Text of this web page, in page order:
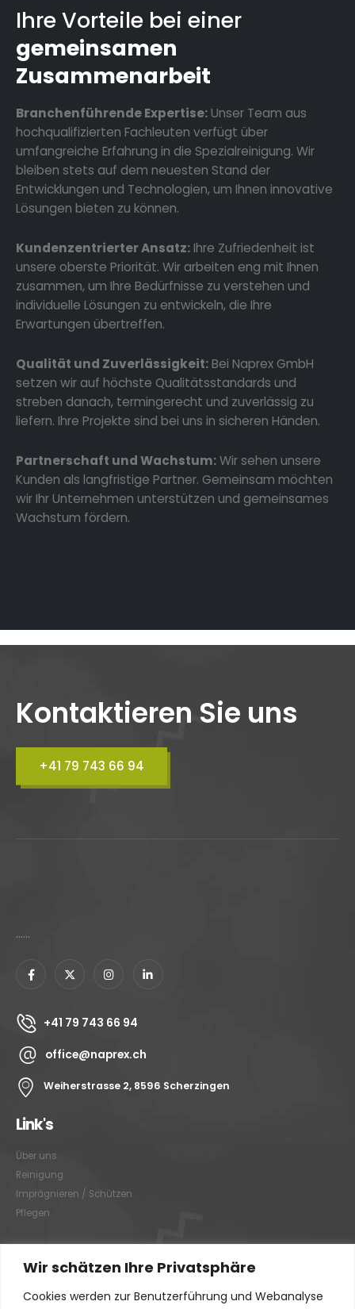
Wir schätzen Ihre Privatsphäre
Cookies werden zur Benutzerführung und Webanalyse
Ihre Vorteile bei einer
gemeinsamen
Zusammenarbeit
Branchenführende Expertise:Unser Team aus
hochqualifizierten Fachleuten verfügt über
umfangreiche Erfahrung in die Spezialreinigung. Wir
bleiben stets auf dem neuesten Stand der
Entwicklungen und Technologien, um Ihnen innovative
Lösungen bieten zu können.
Kundenzentrierter Ansatz:Ihre Zufriedenheit ist
unsere oberste Priorität. Wir arbeiten eng mit Ihnen
zusammen, um Ihre Bedürfnisse zu verstehen und
individuelle Lösungen zu entwickeln, die Ihre
Erwartungen übertreffen.
Qualität und Zuverlässigkeit:Bei Naprex GmbH
setzen wir auf höchste Qualitätsstandards und
streben danach, termingerecht und zuverlässig zu
liefern. Ihre Projekte sind bei uns in sicheren Händen.
Partnerschaft und Wachstum:Wir sehen unsere
Kunden als langfristige Partner. Gemeinsam möchten
wir Ihr Unternehmen unterstützen und gemeinsames
Wachstum fördern.
Kontaktieren Sie uns
+41 79 743 66 94
......
+41 79 743 66 94
office@naprex.ch
Weiherstrasse 2, 8596 Scherzingen
Link's
Über uns
Reinigung
Imprägnieren / Schützen
Pflegen
Link's
Graffitientfernung / Graffitischutz